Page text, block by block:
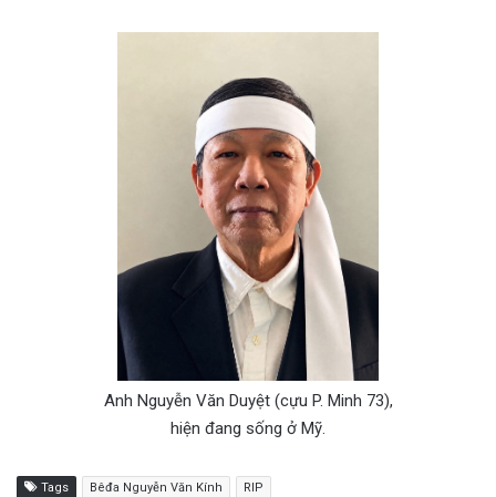
Anh Nguyễn Văn Duyệt (cựu P. Minh 73),
hiện đang sống ở Mỹ.
Tags Bêđa Nguyễn Văn Kính RIP